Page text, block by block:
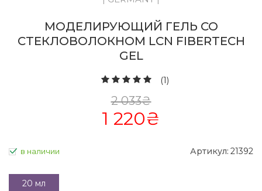
МОДЕЛИРУЮЩИЙ ГЕЛЬ СО
СТЕКЛОВОЛОКНОМ LCN FIBERTECH
GEL
(1)
2 033₴
1 220₴
в наличии Артикул: 21392
20 мл